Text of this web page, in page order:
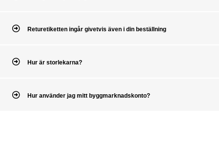
Returetiketten ingår givetvis även i din beställning
Hur är storlekarna?
Hur använder jag mitt byggmarknadskonto?